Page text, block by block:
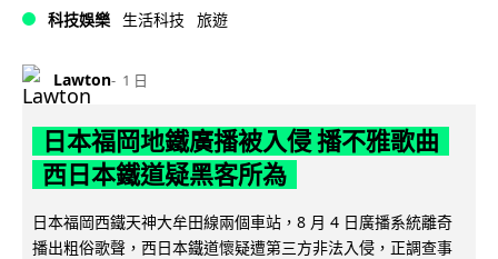
科技娛樂 生活科技 旅遊
Lawton 1 日
日本福岡地鐵廣播被入侵 播不雅歌曲
西日本鐵道疑黑客所為
日本福岡西鐵天神大牟田線兩個車站，8 月 4 日廣播系統離奇
播出粗俗歌聲，西日本鐵道懷疑遭第三方非法入侵，正調查事